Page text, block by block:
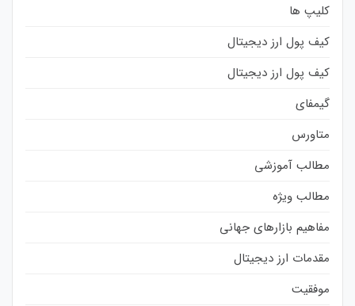
کلیپ ها
کیف پول ارز دیجیتال
کیف پول ارز دیجیتال
گیمفای
متاورس
مطالب آموزشی
مطالب ویژه
مفاهیم بازارهای جهانی
مقدمات ارز دیجیتال
موفقیت